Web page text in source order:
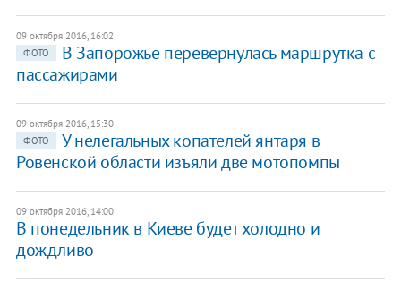
09 октября 2016, 16:02
ФОТО
В Запорожье перевернулась маршрутка с
пассажирами
09 октября 2016, 15:30
ФОТО
У нелегальных копателей янтаря в
Ровенской области изъяли две мотопомпы
09 октября 2016, 14:00
​В понедельник в Киеве будет холодно и
дождливо